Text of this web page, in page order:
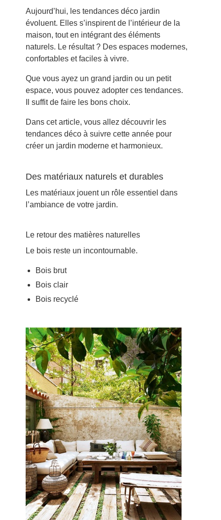
Aujourd’hui, les tendances déco jardin
évoluent. Elles s’inspirent de l’intérieur de la
maison, tout en intégrant des éléments
naturels. Le résultat ? Des espaces modernes,
confortables et faciles à vivre.
Que vous ayez un grand jardin ou un petit
espace, vous pouvez adopter ces tendances.
Il suffit de faire les bons choix.
Dans cet article, vous allez découvrir les
tendances déco à suivre cette année pour
créer un jardin moderne et harmonieux.
Des matériaux naturels et durables
Les matériaux jouent un rôle essentiel dans
l’ambiance de votre jardin.
Le retour des matières naturelles
Le bois reste un incontournable.
Bois brut
Bois clair
Bois recyclé